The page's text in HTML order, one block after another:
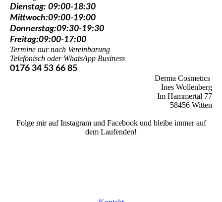
Dienstag: 09:00-18:30
Mittwoch:09:00-19:00
Donnerstag:09:30-19:30
Freitag:09:00-17:00
Termine nur nach Vereinbarung
Telefonisch oder WhatsApp Business
0176 34 53 66 85
Derma Cosmetics
Ines Wollenberg
Im Hammertal 77
58456 Witten
Folge mir auf Instagram und Facebook und bleibe immer auf
dem Laufenden!